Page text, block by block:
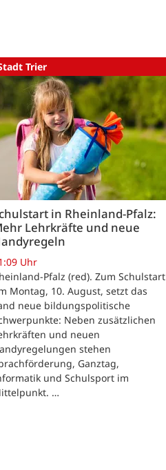
Trier
in Rheinland-Pfalz:
Lehrkräfte und neue
Uhr
Pfalz (red). Zum Schulstart
Montag, 10. August, setzt das
neue bildungspolitische
Neben zusätzlichen
und neuen
stehen
Ganztag,
und Schulsport im
…